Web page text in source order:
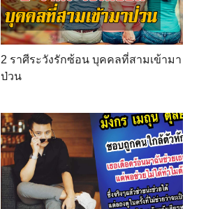
2 ราศีระวังรักซ้อน บุคคลที่สามเข้ามา
ป่วน